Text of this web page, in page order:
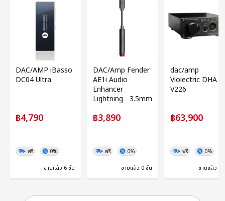
DAC/AMP iBasso
DC04 Ultra
฿4,790
ฟรี 0%
ขายแล้ว 6 ชิ้น
DAC/Amp Fender
AE1i Audio
Enhancer
Lightning - 3.5mm
฿3,890
ฟรี 0%
ขายแล้ว 0 ชิ้น
dac/amp
Violectric DHA
V226
฿63,900
ฟรี 0%
ขายแล้ว 0